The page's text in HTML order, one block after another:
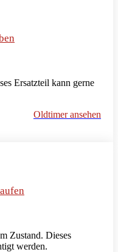
Ersatzteil kann gerne
Oldtimer ansehen
Zustand. Dieses
werden.